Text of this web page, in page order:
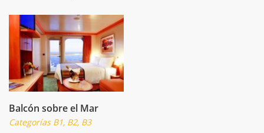
Balcón sobre el Mar
Categorías B1, B2, B3